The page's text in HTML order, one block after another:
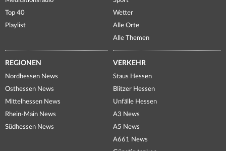
Top 40
Playlist
Wetter
Alle Orte
Alle Themen
REGIONEN
Nordhessen News
Osthessen News
Mittelhessen News
Rhein-Main News
Südhessen News
VERKEHR
Staus Hessen
Blitzer Hessen
Unfälle Hessen
A3 News
A5 News
A661 News